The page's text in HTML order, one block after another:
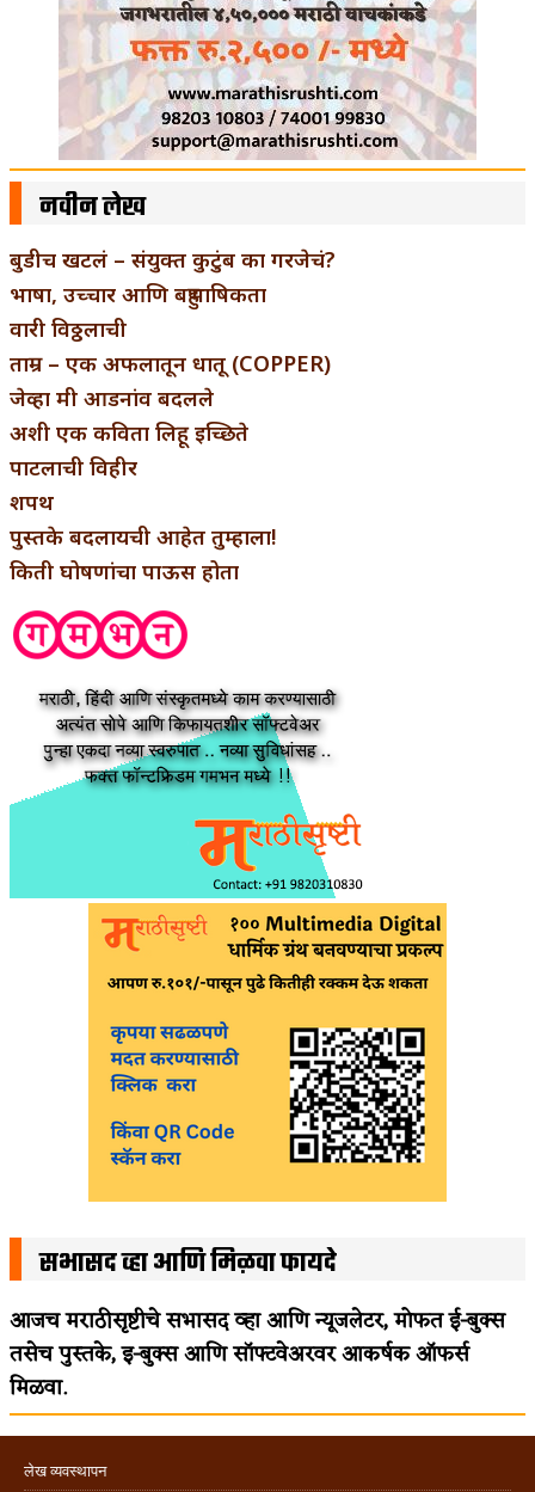
नवीन लेख
बुडीच खटलं – संयुक्त कुटुंब का गरजेचं?
भाषा, उच्चार आणि बहुभाषिकता
वारी विठ्ठलाची
ताम्र – एक अफलातून धातू (COPPER)
जेव्हा मी आडनांव बदलले
अशी एक कविता लिहू इच्छिते
पाटलाची विहीर
शपथ
पुस्तके बदलायची आहेत तुम्हाला!
किती घोषणांचा पाऊस होता
सभासद व्हा आणि मिळवा फायदे
आजच मराठीसृष्टीचे सभासद व्हा आणि न्यूजलेटर, मोफत ई-बुक्स
तसेच पुस्तके, इ-बुक्स आणि सॉफ्टवेअरवर आकर्षक ऑफर्स
मिळवा.
लेख व्यवस्थापन